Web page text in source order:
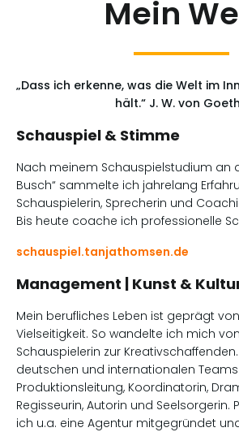
Mein
„Dass ich erkenne, was die Welt im
hält.“ J. W. von
Schauspiel & Stimme
Nach meinem Schauspielstudium an
Busch“ sammelte ich jahrelang
Schauspielerin, Sprecherin und
Bis heute coache ich professionelle
schauspiel.tanjathomsen.de
Management | Kunst &
Mein berufliches Leben ist geprägt
Vielseitigkeit. So wandelte ich mich
Schauspielerin zur
deutschen und internationalen
Produktionsleitung, Koordinatorin,
Regisseurin, Autorin und Seelsorgerin.
ich u.a. eine Agentur mitgegründet